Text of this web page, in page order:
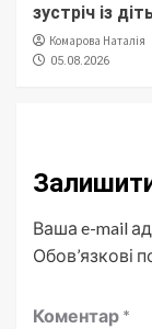
зустріч із
Комарова Наталія
05.08.2026
Ваша e-mail
Обов’язкові
Коментар *